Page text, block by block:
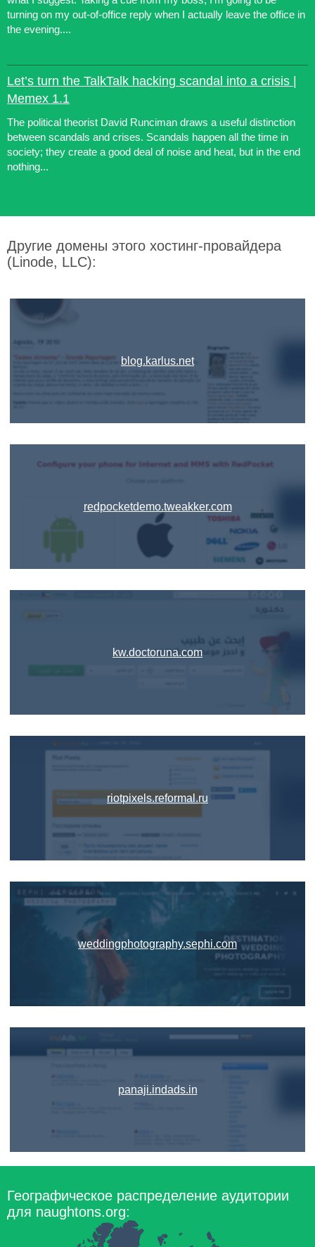
turning on my out-of-office reply when I actually leave the office in
the evening....
Let’s turn the TalkTalk hacking scandal into a crisis |
Memex 1.1
The political theorist David Runciman draws a useful distinction
between scandals and crises. Scandals happen all the time in
society; they create a good deal of noise and heat, but in the end
nothing...
Другие домены этого хостинг-провайдера
(Linode, LLC):
blog.karlus.net
redpocketdemo.tweakker.com
kw.doctoruna.com
riotpixels.reformal.ru
weddingphotography.sephi.com
panaji.indads.in
Географическое распределение аудитории
для naughtons.org: